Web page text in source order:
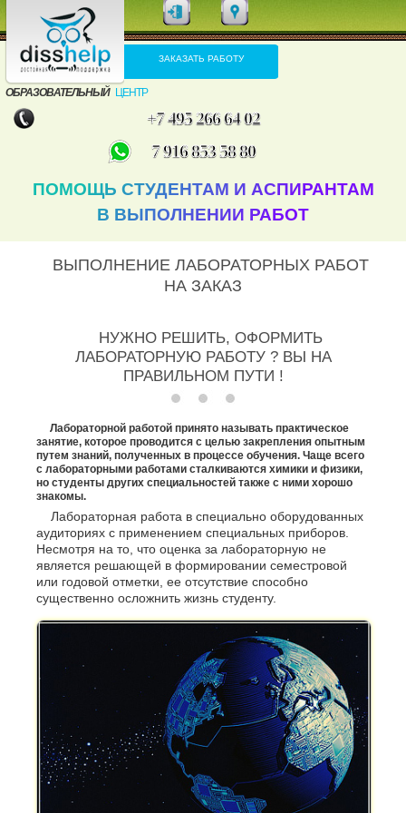
ОБРАЗОВАТЕЛЬНЫЙ ЦЕНТР
ЗАКАЗАТЬ РАБОТУ
+7 495 266 64 02
7 916 853 58 80
ПОМОЩЬ СТУДЕНТАМ И АСПИРАНТАМ
В ВЫПОЛНЕНИИ РАБОТ
ВЫПОЛНЕНИЕ ЛАБОРАТОРНЫХ РАБОТ
НА ЗАКАЗ
НУЖНО РЕШИТЬ, ОФОРМИТЬ
ЛАБОРАТОРНУЮ РАБОТУ ? ВЫ НА
ПРАВИЛЬНОМ ПУТИ !
Лабораторной работой принято называть практическое
занятие, которое проводится с целью закрепления опытным
путем знаний, полученных в процессе обучения. Чаще всего
с лабораторными работами сталкиваются химики и физики,
но студенты других специальностей также с ними хорошо
знакомы.
Лабораторная работа в специально оборудованных
аудиториях с применением специальных приборов.
Несмотря на то, что оценка за лабораторную не
является решающей в формировании семестровой
или годовой отметки, ее отсутствие способно
существенно осложнить жизнь студенту.